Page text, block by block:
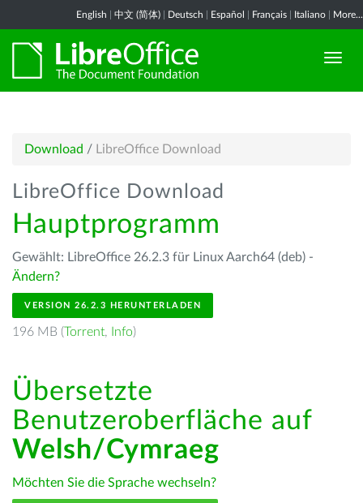
English 中文 (简体) Deutsch Español Français Italiano More...
Download / LibreOffice Download
LibreOffice Download
Hauptprogramm
Gewählt: LibreOffice 26.2.3 für Linux Aarch64 (deb) -
Ändern?
VERSION 26.2.3 HERUNTERLADEN
196 MB (Torrent, Info)
Übersetzte
Benutzeroberfläche auf
Welsh/Cymraeg
Möchten Sie die Sprache wechseln?